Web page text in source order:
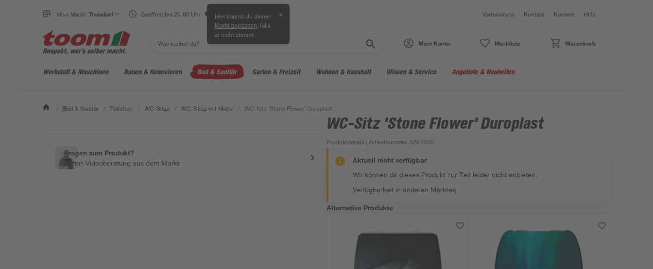
Mein Markt: Troisdorf Geöffnet bis 20:00 Uhr Hier kannst du deinen
Markt anpassen , falls
er nicht stimmt.
✕ Vorteilskarte Kontakt Karriere Hilfe
Mein Konto Merkliste Warenkorb
Werkstatt & Maschinen Bauen & Renovieren Bad & Sanitär Garten & Freizeit Wohnen & Haushalt Wissen & Service Angebote & Neuheiten
/ Bad & Sanitär / Toiletten / WC-Sitze / WC-Sitze mit Motiv / WC-Sitz 'Stone Flower' Duroplast
Fragen zum Produkt?
Sofort-Videoberatung aus dem Markt
WC-Sitz 'Stone Flower' Duroplast
Produktdetails | Artikelnummer: 5261500
Aktuell nicht verfügbar
Wir können dir dieses Produkt zur Zeit leider nicht anbieten.
Verfügbarkeit in anderen Märkten
Alternative Produkte